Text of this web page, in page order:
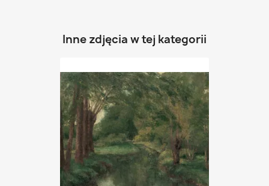
Inne zdjęcia w tej kategorii